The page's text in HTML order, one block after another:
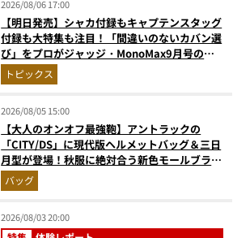
2026/08/06 17:00
【明日発売】シャカ付録もキャプテンスタッグ
付録も大特集も注目！「間違いのないカバン選
び」をプロがジャッジ・MonoMax9月号の目
次を公開
トピックス
2026/08/05 15:00
【大人のオンオフ最強鞄】アントラックの
「CITY/DS」に現代版ヘルメットバッグ＆三日
月型が登場！秋服に絶対合う新色モールブラウ
ンが傑作
バッグ
2026/08/03 20:00